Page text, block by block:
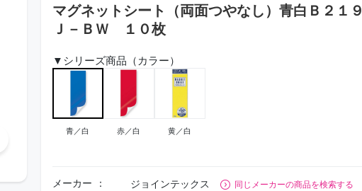
マグネットシート（両面つやなし）青白Ｂ２１９
Ｊ－ＢＷ １０枚
▼シリーズ商品（カラー）
青／白 赤／白 黄／白
メーカー ジョインテックス 同じメーカーの商品を検索する